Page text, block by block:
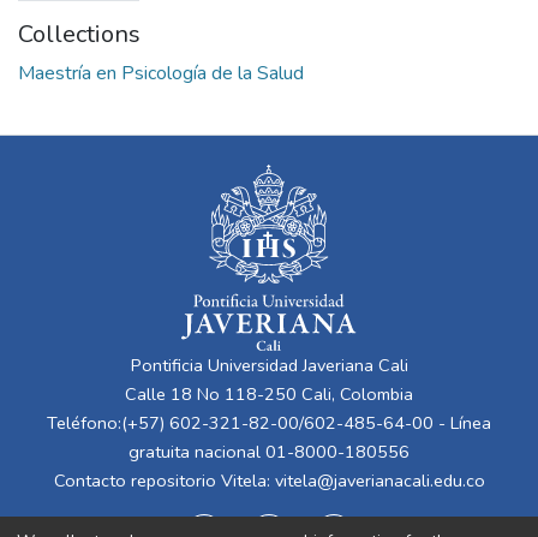
Collections
Maestría en Psicología de la Salud
Pontificia Universidad Javeriana Cali
Calle 18 No 118-250 Cali, Colombia
Teléfono:(+57) 602-321-82-00/602-485-64-00 - Línea
gratuita nacional 01-8000-180556
Contacto repositorio Vitela: vitela@javerianacali.edu.co